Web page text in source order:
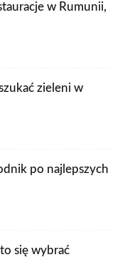
w Rumunii,
zieleni w
po najlepszych
się wybrać